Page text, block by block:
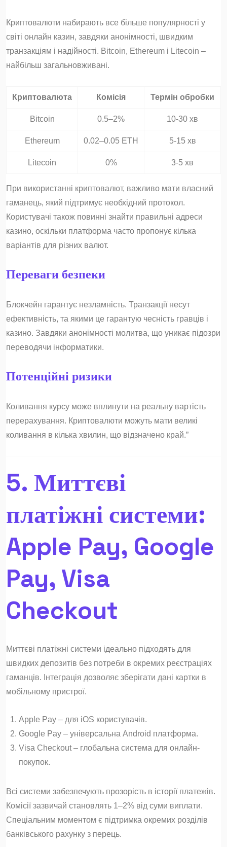
Криптовалюти набирають все більше популярності у
світі онлайн казин, завдяки анонімності, швидким
транзакціям і надійності. Bitcoin, Ethereum і Litecoin –
найбільш загальновживані.
Криптовалюта Комісія Термін обробки
Bitcoin 0.5–2% 10-30 хв
Ethereum 0.02–0.05 ETH 5-15 хв
Litecoin 0% 3-5 хв
При використанні криптовалют, важливо мати власний
гаманець, який підтримує необхідний протокол.
Користувачі також повинні знайти правильні адреси
казино, оскільки платформа часто пропонує кілька
варіантів для різних валют.
Переваги безпеки
Блокчейн гарантує незламність. Транзакції несут
ефективність, та якими це гарантую чесність гравців і
казино. Завдяки анонімності молитва, що уникає підозри
переводячи інформатики.
Потенційні ризики
Коливання курсу може вплинути на реальну вартість
перерахування. Криптовалюти можуть мати великі
коливання в кілька хвилин, що відзначено край.”
5. Миттєві
платіжні системи:
Apple Pay, Google
Pay, Visa
Checkout
Миттєві платіжні системи ідеально підходять для
швидких депозитів без потреби в окремих реєстраціях
гаманців. Інтеграція дозволяє зберігати дані картки в
мобільному пристрої.
Apple Pay – для iOS користувачів.
Google Pay – універсальна Android платформа.
Visa Checkout – глобальна система для онлайн-
покупок.
Всі системи забезпечують прозорість в історії платежів.
Комісії зазвичай становлять 1–2% від суми виплати.
Спеціальним моментом є підтримка окремих розділів
банківського рахунку з перець.